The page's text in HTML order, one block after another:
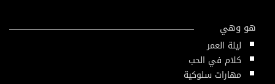
هو وهي
ليلة العمر
كلام في الحب
مهارات سلوكية